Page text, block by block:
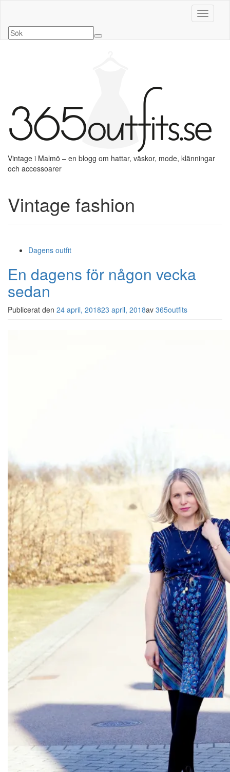
Slå på/
Vintage i Malmö – en blogg om hattar, väskor, mode, klänningar
och accessoarer
Vintage fashion
Dagens outfit
En dagens för någon vecka
sedan
Publicerat den 24 april, 201823 april, 2018av 365outfits